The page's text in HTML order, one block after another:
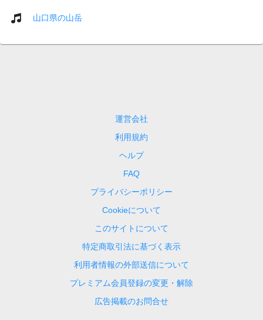
山口県の山岳
運営会社
利用規約
ヘルプ
FAQ
プライバシーポリシー
Cookieについて
このサイトについて
特定商取引法に基づく表示
利用者情報の外部送信について
プレミアム会員登録の変更・解除
広告掲載のお問合せ